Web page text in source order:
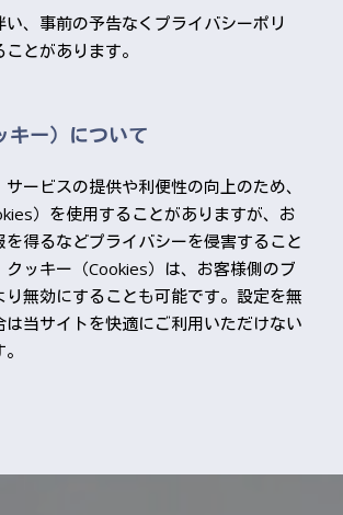
い、事前の予告なくプライバシーポリ
とがあります。
キー）について
ービスの提供や利便性の向上のため、
）を使用することがありますが、お
得るなどプライバシーを侵害すること
クッキー（Cookies）は、お客様側のブ
り無効にすることも可能です。設定を無
は当サイトを快適にご利用いただけない